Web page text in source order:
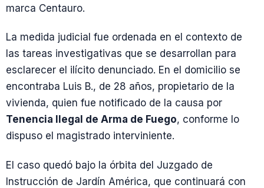
marca Centauro.
La medida judicial fue ordenada en el contexto de
las tareas investigativas que se desarrollan para
esclarecer el ilícito denunciado. En el domicilio se
encontraba Luis B., de 28 años, propietario de la
vivienda, quien fue notificado de la causa por
Tenencia Ilegal de Arma de Fuego, conforme lo
dispuso el magistrado interviniente.
El caso quedó bajo la órbita del Juzgado de
Instrucción de Jardín América, que continuará con